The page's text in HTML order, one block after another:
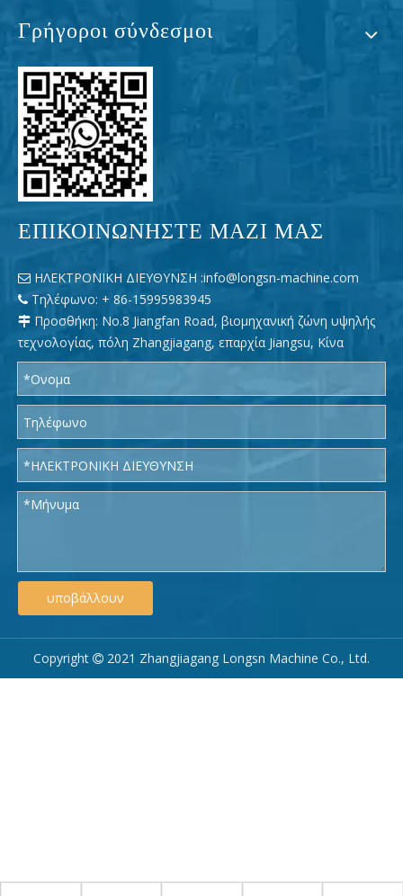
Γρήγοροι σύνδεσμοι
ΕΠΙΚΟΙΝΩΝΗΣΤΕ ΜΑΖΙ ΜΑΣ
 ΗΛΕΚΤΡΟΝΙΚΗ ΔΙΕΥΘΥΝΣΗ :info@longsn-machine.com
 Τηλέφωνο: + 86-15995983945
 Προσθήκη: No.8 Jiangfan Road, βιομηχανική ζώνη υψηλής
τεχνολογίας, πόλη Zhangjiagang, επαρχία Jiangsu, Κίνα
υποβάλλουν
Copyright  2021 Zhangjiagang Longsn Machine Co., Ltd.